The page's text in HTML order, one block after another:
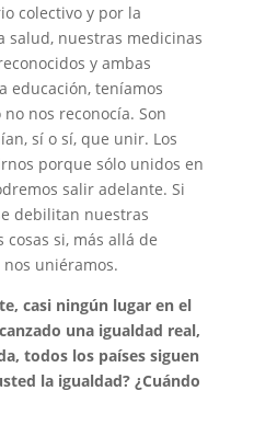
colectivo y por la
nuestras medicinas
y ambas
educación, teníamos
nos reconocía. Son
sí o sí, que unir. Los
porque sólo unidos en
salir adelante. Si
debilitan nuestras
si, más allá de
uniéramos.
casi ningún lugar en el
una igualdad real,
todos los países siguen
la igualdad? ¿Cuándo